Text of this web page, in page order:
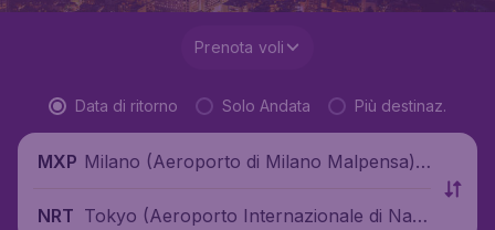
Prenota voli
Data di ritorno Solo Andata Più destinaz.
MXP Milano (Aeroporto di Milano Malpensa),
NRT Tokyo (Aeroporto Internazionale di Narit